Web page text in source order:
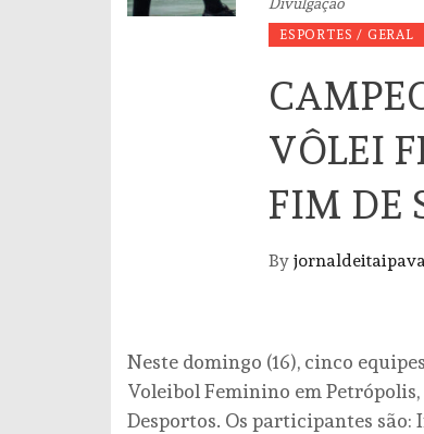
Divulgação
ESPORTES / GERAL
VÔLEI
FIM DE
By
Neste domingo (16), cinco
Voleibol Feminino em
Desportos. Os participantes são: